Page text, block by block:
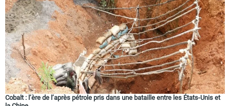
Cobalt : l’ère de l’après pétrole pris dans une bataille entre les États-Unis et